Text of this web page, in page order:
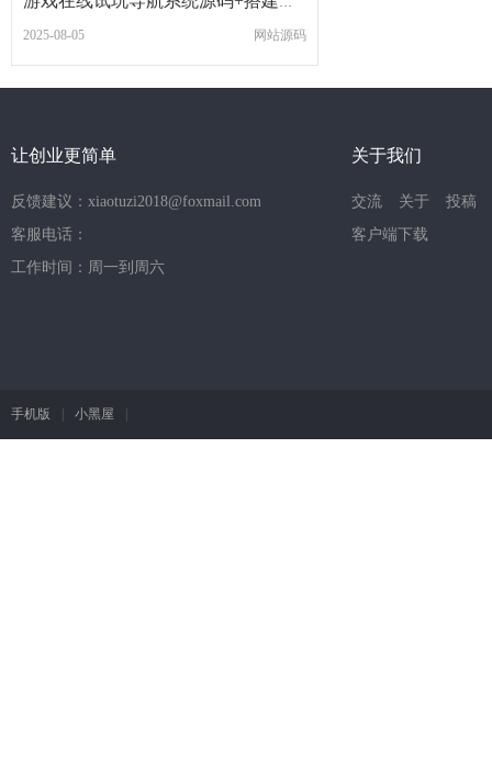
2025-08-05 网站源码
让创业更简单
反馈建议：xiaotuzi2018@foxmail.com
客服电话：
工作时间：周一到周六
关于我们
交流 关于
投稿
客户端下载
手机版 | 小黑屋 |